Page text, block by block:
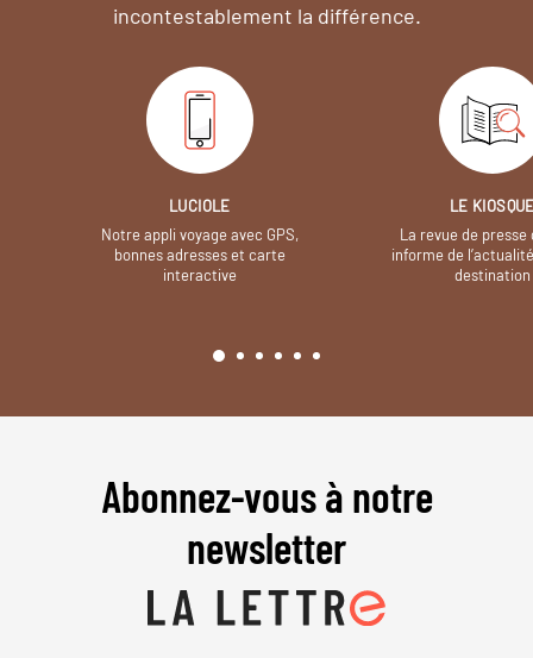
incontestablement la différence.
LUCIOLE
Notre appli voyage avec GPS,
bonnes adresses et carte
interactive
LE
La revue de presse
informe de
destination
Abonnez-vous à notre
newsletter